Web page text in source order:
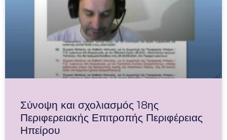
Σύνοψη και σχολιασμός 18ης
Περιφερειακής Επιτροπής Περιφέρειας
Ηπείρου